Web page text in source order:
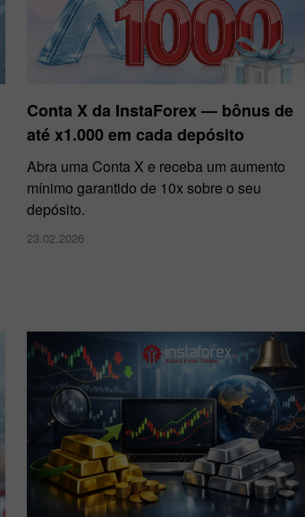
Conta X da InstaForex — bônus de
até x1.000 em cada depósito
Abra uma Conta X e receba um aumento
mínimo garantido de 10x sobre o seu
depósito.
23.02.2026